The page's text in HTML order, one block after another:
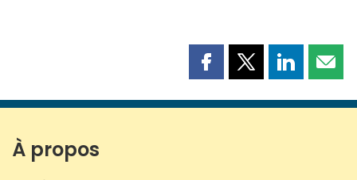
Partager
page
Partager
page
Partager
page page
À propos